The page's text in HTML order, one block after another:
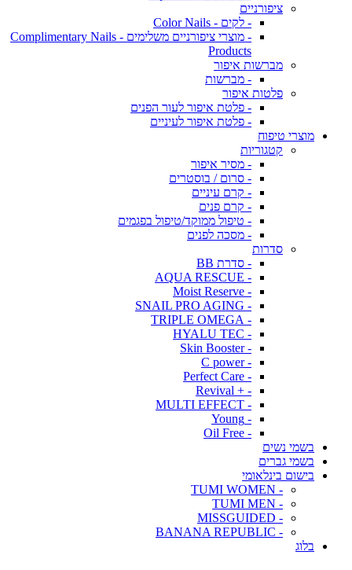
ציפורניים
- לקים - Color Nails
- מוצרי ציפורניים משלימים - Complimentary Nails
Products
מברשות איפור
- מברשות
פלטות איפור
- פלטת איפור לעור הפנים
- פלטת איפור לעיניים
מוצרי טיפוח
קטגוריות
- מסיר איפור
- סרום / בוסטרים
- קרם עיניים
- קרם פנים
- טיפול ממוקד/טיפול בפגמים
- מסכה לפנים
סדרות
- סדרת BB
- AQUA RESCUE
- Moist Reserve
- SNAIL PRO AGING
- TRIPLE OMEGA
- HYALU TEC
- Skin Booster
- C power
- Perfect Care
- + Revival
- MULTI EFFECT
- Young
- Oil Free
בשמי נשים
בשמי גברים
בישום בינלאומי
- TUMI WOMEN
- TUMI MEN
- MISSGUIDED
- BANANA REPUBLIC
בלוג